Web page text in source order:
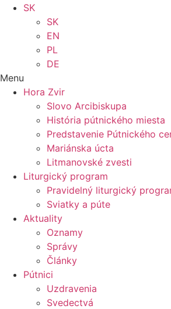
SK
SK
EN
PL
DE
Menu
Hora Zvir
Slovo Arcibiskupa
História pútnického miesta
Predstavenie Pútnického
Mariánska úcta
Litmanovské zvesti
Liturgický program
Pravidelný liturgický
Sviatky a púte
Aktuality
Oznamy
Správy
Články
Pútnici
Uzdravenia
Svedectvá